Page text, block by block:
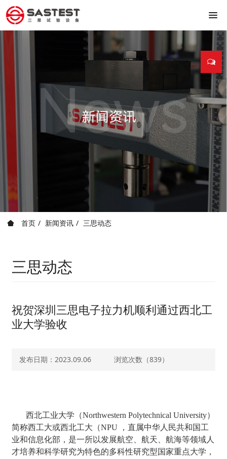
首页 新闻资讯 三思动态
三思动态
祝贺深圳三思电子拉力机顺利通过西北工
业大学验收
发布日期：2023.09.06 浏览次数（839）
西北工业大学（Northwestern Polytechnical University）
简称西工大或西北工大（NPU ，直属中华人民共和国工
业和信息化部，是一所以发展航空、航天、航海等领域人
才培养和科学研究为特色的多科性研究型国家重点大学，